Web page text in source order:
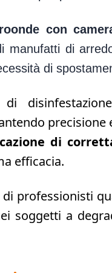
con
manufatti di
di
di
efficacia.
professionisti
soggetti a